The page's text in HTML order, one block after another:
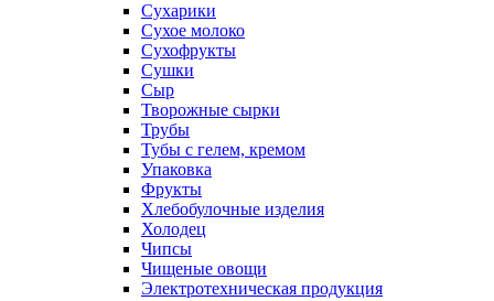
Сухарики
Сухое молоко
Сухофрукты
Сушки
Сыр
Творожные сырки
Трубы
Тубы с гелем, кремом
Упаковка
Фрукты
Хлебобулочные изделия
Холодец
Чипсы
Чищеные овощи
Электротехническая продукция